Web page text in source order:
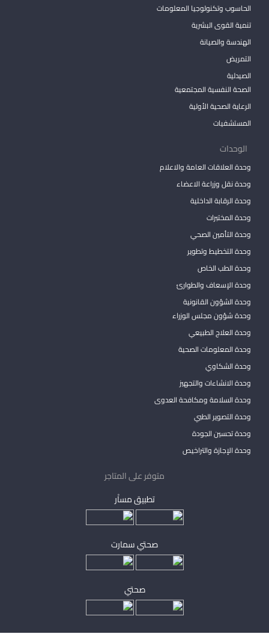
الحاسوب وتكنولوجيا المعلومات
تنمية القوى البشرية
الهندسة والصيانة
التمريض
الصيدلية
الصحة النفسية المجتمعية
الرعاية الصحية الأولية
المستشفيات
الوحدات
وحدة العلاقات العامة والاعلام
وحدة نقل وزراعة الاعضاء
وحدة الرقابة الداخلية
وحدة المختبرات
وحدة التأمين الصحي
وحدة التخطيط وتطوير
وحدة الطب الخاص
وحدة الإسعاف والطوارئ
وحدة الشؤون القانونية
وحدة شؤون مجلس الوزراء
وحدة العلاج الطبيعي
وحدة المعلومات الصحية
وحدة الشكاوي
وحدة الانشاءات والتجهيز
وحدة السلامة ومكافحة العدوى
وحدة التصوير الطبي
وحدة تحسين الجودة
وحدة الإجازة والتراخيص
متوفر على المتاجر
تطبيق مساْر
صحتي سمارت
صحتي